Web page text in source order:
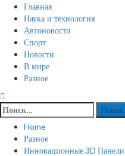
Primary
Menu
Главная
Наука и технология
Автоновости
Спорт
Новости
В мире
Разное
Найти:
Home
Разное
Инновационные 3D